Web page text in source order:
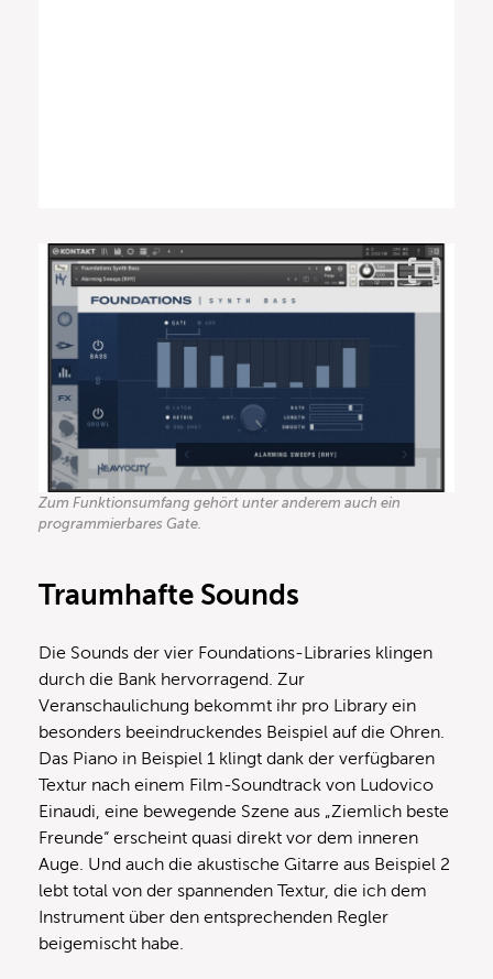
Zum Funktionsumfang gehört unter anderem auch ein
programmierbares Gate.
Traumhafte Sounds
Die Sounds der vier Foundations-Libraries klingen
durch die Bank hervorragend. Zur
Veranschaulichung bekommt ihr pro Library ein
besonders beeindruckendes Beispiel auf die Ohren.
Das Piano in Beispiel 1 klingt dank der verfügbaren
Textur nach einem Film-Soundtrack von Ludovico
Einaudi, eine bewegende Szene aus „Ziemlich beste
Freunde“ erscheint quasi direkt vor dem inneren
Auge. Und auch die akustische Gitarre aus Beispiel 2
lebt total von der spannenden Textur, die ich dem
Instrument über den entsprechenden Regler
beigemischt habe.